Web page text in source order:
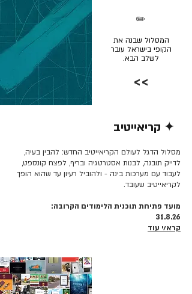
המסלול שבנה את
הקופי בישראל עובר
לשלב הבא.
✏️
>>
✦ קריאייטיב
מסלול הדגל לעולם הקריאייטיב החדש: להבין בעיה,
לדייק תובנה, לבנות אסטרטגיה ובריף, לפצח קונספט,
לעבוד עם מערכות בינה - ולהוביל רעיון עד שהוא הופך
לקריאייטיב שעובד.
מועד פתיחת תוכנית הלימודים הקרובה:
31.8.26
קרא/י עוד